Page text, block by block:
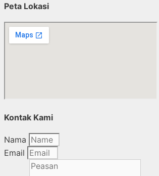
Peta Lokasi
Kontak Kami
Nama
Email